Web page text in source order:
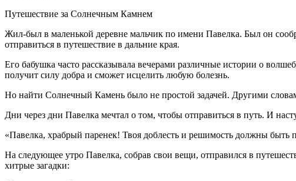
Путешествие за Солнечным Камнем
Жил-был в маленькой деревне мальчик по имени Павелка. Был он
отправиться в путешествие в дальние края.
Его бабушка часто рассказывала вечерами различные истории о
получит силу добра и сможет исцелить любую болезнь.
Но найти Солнечный Камень было не простой задачей. Другими
Дни через дни Павелка мечтал о том, чтобы отправиться в путь. И
«Павелка, храбрый паренек! Твоя доблесть и решимость должны
На следующее утро Павелка, собрав свои вещи, отправился в
хитрые загадки: